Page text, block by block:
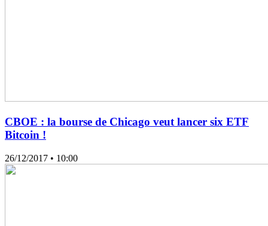
CBOE : la bourse de Chicago veut lancer six ETF
Bitcoin !
26/12/2017 • 10:00